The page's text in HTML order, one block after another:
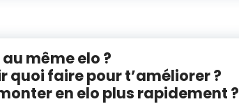
même elo ?
quoi faire pour t’améliorer ?
en elo plus rapidement ?